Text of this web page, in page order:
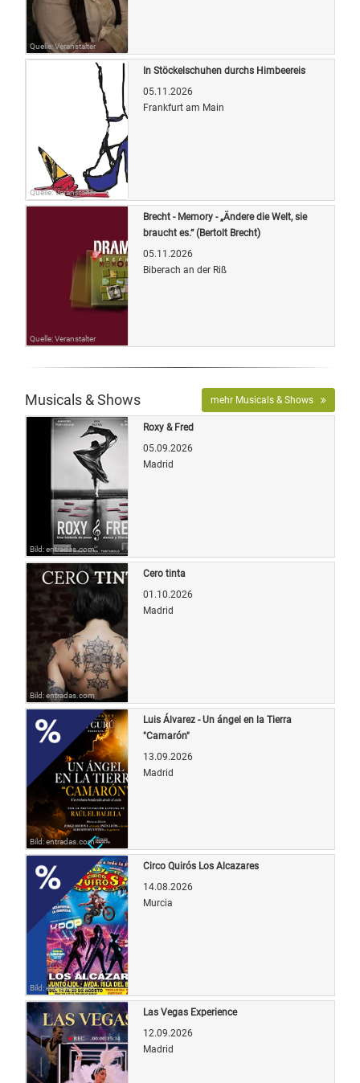
Quelle: Veranstalter
Quelle: Veranstalter
In Stöckelschuhen durchs Himbeereis
05.11.2026
Frankfurt am Main
Quelle: Veranstalter
Brecht - Memory - „Ändere die Welt, sie
braucht es.“ (Bertolt Brecht)
05.11.2026
Biberach an der Riß
Musicals & Shows mehr Musicals & Shows
Bild: entradas.com
Roxy & Fred
05.09.2026
Madrid
Bild: entradas.com
Cero tinta
01.10.2026
Madrid
Bild: entradas.com
Luis Álvarez - Un ángel en la Tierra
"Camarón"
13.09.2026
Madrid
Bild: entradas.com
Circo Quirós Los Alcazares
14.08.2026
Murcia
Las Vegas Experience
12.09.2026
Madrid